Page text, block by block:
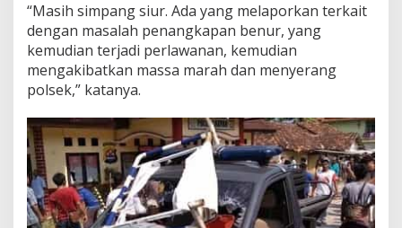
“Masih simpang siur. Ada yang melaporkan terkait
dengan masalah penangkapan benur, yang
kemudian terjadi perlawanan, kemudian
mengakibatkan massa marah dan menyerang
polsek,” katanya.